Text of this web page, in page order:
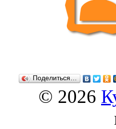
Поделиться…
© 2026